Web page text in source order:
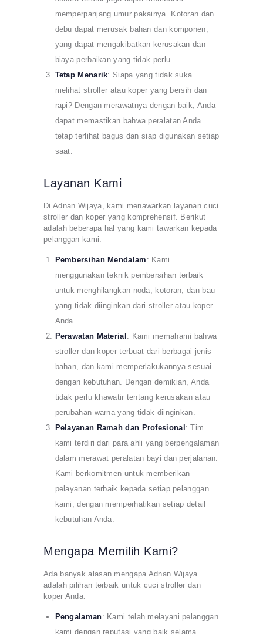
memperpanjang umur pakainya. Kotoran dan
debu dapat merusak bahan dan komponen,
yang dapat mengakibatkan kerusakan dan
biaya perbaikan yang tidak perlu.
Tetap Menarik: Siapa yang tidak suka
melihat stroller atau koper yang bersih dan
rapi? Dengan merawatnya dengan baik, Anda
dapat memastikan bahwa peralatan Anda
tetap terlihat bagus dan siap digunakan setiap
saat.
Layanan Kami
Di Adnan Wijaya, kami menawarkan layanan cuci
stroller dan koper yang komprehensif. Berikut
adalah beberapa hal yang kami tawarkan kepada
pelanggan kami:
Pembersihan Mendalam : Kami
menggunakan teknik pembersihan terbaik
untuk menghilangkan noda, kotoran, dan bau
yang tidak diinginkan dari stroller atau koper
Anda.
Perawatan Material : Kami memahami bahwa
stroller dan koper terbuat dari berbagai jenis
bahan, dan kami memperlakukannya sesuai
dengan kebutuhan. Dengan demikian, Anda
tidak perlu khawatir tentang kerusakan atau
perubahan warna yang tidak diinginkan.
Pelayanan Ramah dan Profesional : Tim
kami terdiri dari para ahli yang berpengalaman
dalam merawat peralatan bayi dan perjalanan.
Kami berkomitmen untuk memberikan
pelayanan terbaik kepada setiap pelanggan
kami, dengan memperhatikan setiap detail
kebutuhan Anda.
Mengapa Memilih Kami?
Ada banyak alasan mengapa Adnan Wijaya
adalah pilihan terbaik untuk cuci stroller dan
koper Anda:
Pengalaman: Kami telah melayani pelanggan
kami dengan reputasi yang baik selama